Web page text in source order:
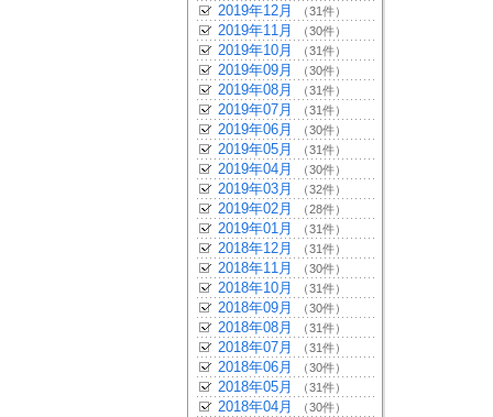
2019年12月 （31件）
2019年11月 （30件）
2019年10月 （31件）
2019年09月 （30件）
2019年08月 （31件）
2019年07月 （31件）
2019年06月 （30件）
2019年05月 （31件）
2019年04月 （30件）
2019年03月 （32件）
2019年02月 （28件）
2019年01月 （31件）
2018年12月 （31件）
2018年11月 （30件）
2018年10月 （31件）
2018年09月 （30件）
2018年08月 （31件）
2018年07月 （31件）
2018年06月 （30件）
2018年05月 （31件）
2018年04月 （30件）